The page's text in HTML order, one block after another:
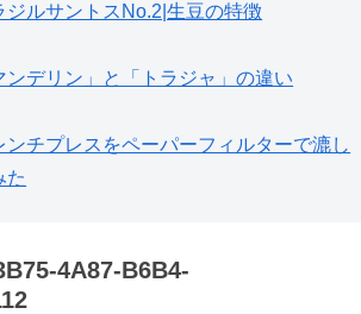
ジルサントスNo.2|生豆の特徴
ンデリン」と「トラジャ」の違い
ンチプレスをペーパーフィルターで漉し
た
4A87-B6B4-